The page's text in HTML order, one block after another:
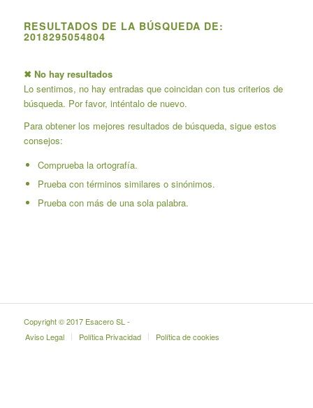
RESULTADOS DE LA BÚSQUEDA DE:
2018295054804
✖ No hay resultados
Lo sentimos, no hay entradas que coincidan con tus criterios de
búsqueda. Por favor, inténtalo de nuevo.
Para obtener los mejores resultados de búsqueda, sigue estos
consejos:
Comprueba la ortografía.
Prueba con términos similares o sinónimos.
Prueba con más de una sola palabra.
Copyright © 2017 Esacero SL -
Aviso Legal
Política Privacidad Política de cookies